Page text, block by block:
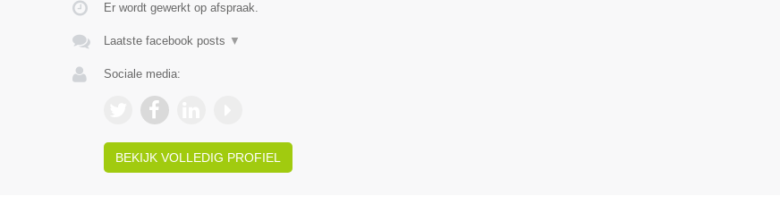
Er wordt gewerkt op afspraak.
Laatste facebook posts ▼
Sociale media:
BEKIJK VOLLEDIG PROFIEL